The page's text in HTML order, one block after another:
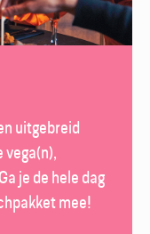
uitgebreid
je de hele dag
mee!